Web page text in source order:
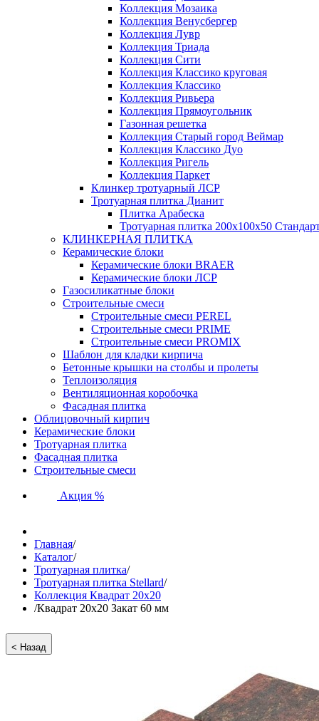
Коллекция Мозаика
Коллекция Венусбергер
Коллекция Лувр
Коллекция Триада
Коллекция Сити
Коллекция Классико круговая
Коллекция Классико
Коллекция Ривьера
Коллекция Прямоугольник
Газонная решетка
Коллекция Старый город Веймар
Коллекция Классико Дуо
Коллекция Ригель
Коллекция Паркет
Клинкер тротуарный ЛСР
Тротуарная плитка Дианит
Плитка Арабеска
Тротуарная плитка 200х100х50
КЛИНКЕРНАЯ ПЛИТКА
Керамические блоки
Керамические блоки BRAER
Керамические блоки ЛСР
Газосиликатные блоки
Строительные смеси
Строительные смеси PEREL
Строительные смеси PRIME
Строительные смеси PROMIX
Шаблон для кладки кирпича
Бетонные крышки на столбы и пролеты
Теплоизоляция
Вентиляционная коробочка
Фасадная плитка
Облицовочный кирпич
Керамические блоки
Тротуарная плитка
Фасадная плитка
Строительные смеси
Акция %
Главная/
Каталог/
Тротуарная плитка/
Тротуарная плитка Stellard/
Коллекция Квадрат 20х20
/Квадрат 20х20 Закат 60 мм